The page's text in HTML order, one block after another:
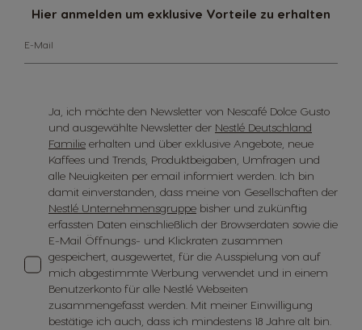
Hier anmelden um exklusive Vorteile zu erhalten
E-Mail
Ja, ich möchte den Newsletter von Nescafé Dolce Gusto
und ausgewählte Newsletter der Nestlé Deutschland
Familie erhalten und über exklusive Angebote, neue
Kaffees und Trends, Produktbeigaben, Umfragen und
alle Neuigkeiten per email informiert werden. Ich bin
damit einverstanden, dass meine von Gesellschaften der
Nestlé Unternehmensgruppe bisher und zukünftig
erfassten Daten einschließlich der Browserdaten sowie die
E-Mail Öffnungs- und Klickraten zusammen
gespeichert, ausgewertet, für die Ausspielung von auf
mich abgestimmte Werbung verwendet und in einem
Benutzerkonto für alle Nestlé Webseiten
zusammengefasst werden. Mit meiner Einwilligung
bestätige ich auch, dass ich mindestens 18 Jahre alt bin.